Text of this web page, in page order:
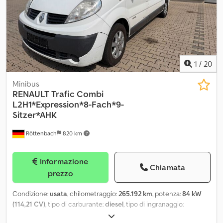
1 / 20
Röttenbach 820 km
Minibus
RENAULTTrafic Combi
L2H1*Expression*8-Fach*9-
Sitzer*AHK
prezzo
Chiamata
Condizione:usata, chilometraggio:265.192 km, potenza:84 kW
(114,21 CV), tipo di carburante:diesel, tipo di ingranaggio:
3.055 kg